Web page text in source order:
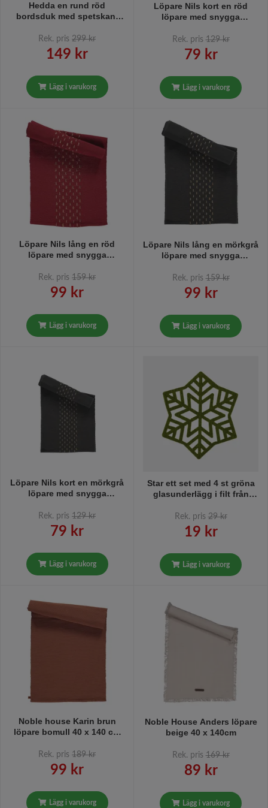
Hedda en rund röd
bordsduk med spetskant
Svanefors, diameter 85 cm.
Rek. pris 299 kr
149 kr
Lägg i varukorg
Löpare Nils kort en röd
löpare med snygga
cm från Noble house
Rek. pris 129 kr
79 kr
Lägg i varukorg
Löpare Nils lång en röd
löpare med snygga
cm från Noble house
Rek. pris 159 kr
99 kr
Lägg i varukorg
Löpare Nils lång en mörkgrå
löpare med snygga
cm från Noble house
Rek. pris 159 kr
99 kr
Lägg i varukorg
Löpare Nils kort en mörkgrå
löpare med snygga
cm från Noble house
Rek. pris 129 kr
79 kr
Lägg i varukorg
Star ett set med 4 st gröna
glasunderlägg i filt från
cm
Rek. pris 29 kr
19 kr
Lägg i varukorg
Noble house Karin brun
löpare bomull 40 x 140 cm
Rek. pris 189 kr
99 kr
Lägg i varukorg
Noble House Anders löpare
beige 40 x 140cm
Rek. pris 169 kr
89 kr
Lägg i varukorg